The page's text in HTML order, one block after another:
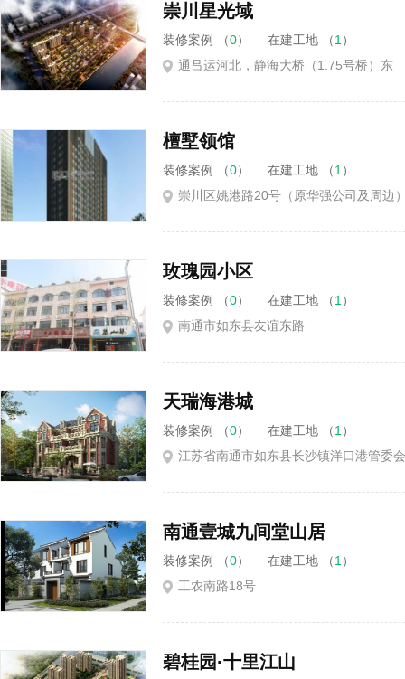
崇川星光域
装修案例 （0） 在建工地 （1 ）
通吕运河北，静海大桥（1.75号桥）东
檀墅领馆
装修案例 （0） 在建工地 （1 ）
崇川区姚港路20号（原华强公司及周边
玫瑰园小区
装修案例 （0） 在建工地 （1 ）
南通市如东县友谊东路
天瑞海港城
装修案例 （0） 在建工地 （1 ）
江苏省南通市如东县长沙镇洋口港管委
南通壹城九间堂山居
装修案例 （0） 在建工地 （1 ）
工农南路18号
碧桂园·十里江山